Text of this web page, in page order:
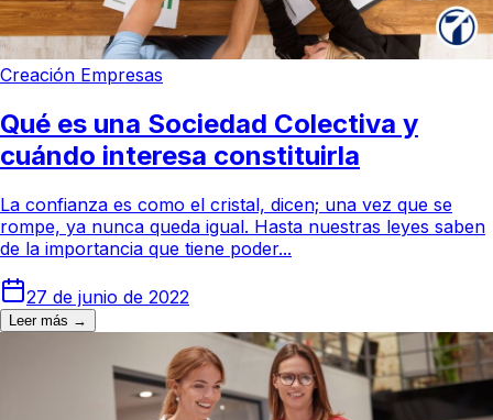
Creación Empresas
Qué es una Sociedad Colectiva y
cuándo interesa constituirla
La confianza es como el cristal, dicen; una vez que se
rompe, ya nunca queda igual. Hasta nuestras leyes saben
de la importancia que tiene poder...
27 de junio de 2022
Leer más →